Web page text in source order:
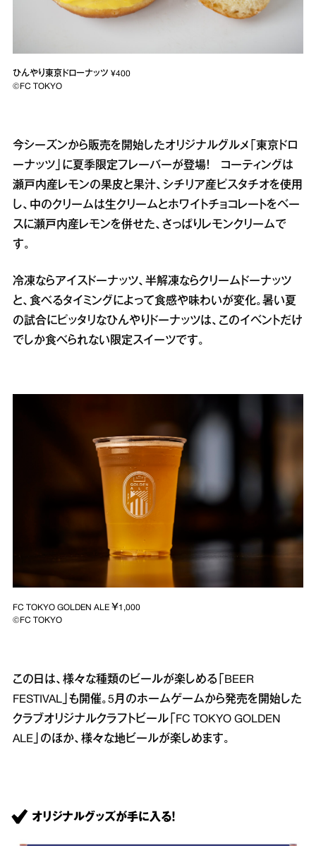
ひんやり東京ドローナッツ ¥400
©FC TOKYO
今シーズンから販売を開始したオリジナルグルメ「東京ドロ
ーナッツ」に夏季限定フレーバーが登場！ コーティングは
瀬戸内産レモンの果皮と果汁、シチリア産ピスタチオを使用
し、中のクリームは生クリームとホワイトチョコレートをベー
スに瀬戸内産レモンを併せた、さっぱりレモンクリームで
す。
冷凍ならアイスドーナッツ、半解凍ならクリームドーナッツ
と、食べるタイミングによって食感や味わいが変化。暑い夏
の試合にピッタリなひんやりドーナッツは、このイベントだけ
でしか食べられない限定スイーツです。
FC TOKYO GOLDEN ALE ￥1,000
©FC TOKYO
この日は、様々な種類のビールが楽しめる「BEER
FESTIVAL」も開催。5月のホームゲームから発売を開始した
クラブオリジナルクラフトビール「FC TOKYO GOLDEN
ALE」のほか、様々な地ビールが楽しめます。
オリジナルグッズが手に入る！